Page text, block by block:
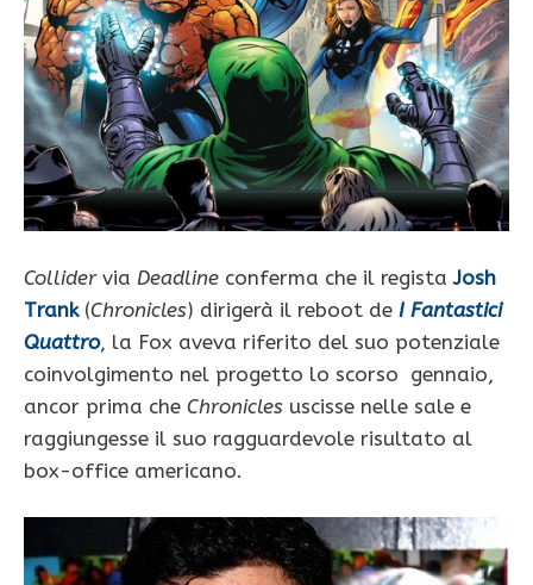
Collidervia Deadline conferma che il registaJosh
Trank(Chronicles) dirigerà il reboot de I Fantastici
Quattro, la Fox aveva riferito del suo potenziale
coinvolgimento nel progetto lo scorso gennaio,
ancor prima che Chronicles uscisse nelle sale e
raggiungesse il suo ragguardevole risultato al
box-office americano.